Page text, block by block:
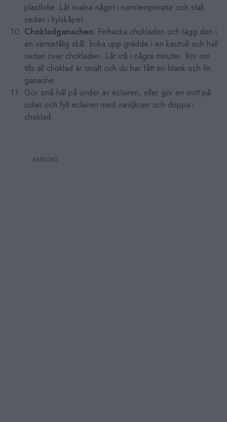
plastfolie. Låt svalna något i rumstemperatur och ställ
sedan i kylskåpet.
Chokladganachen: Finhacka chokladen och lägg den i
en värmetålig skål. koka upp grädde i en kastrull och häll
sedan över chokladen. Låt stå i några minuter. Rör om
tills all choklad är smält och du har fått en blank och fin
ganache.
Gör små hål på under av eclairen, eller gör en snitt på
sidan och fyll eclairen med vaniljkräm och doppa i
choklad.